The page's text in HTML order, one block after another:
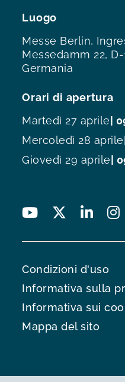
Luogo
Messe Berlin,
Messedamm 22,
Germania
Orari di apertura
Martedì 27 aprile |
Mercoledì 28 aprile
Giovedì 29 aprile |
Condizioni d'uso
Informativa sulla
Informativa sui
Mappa del sito